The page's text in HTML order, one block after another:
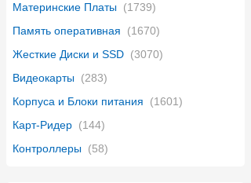
Материнские Платы (1739)
Память оперативная
(1670)
Жесткие Диски и SSD (3070)
Видеокарты (283)
Корпуса и Блоки питания
(1601)
Карт-Ридер (144)
Контроллеры (58)